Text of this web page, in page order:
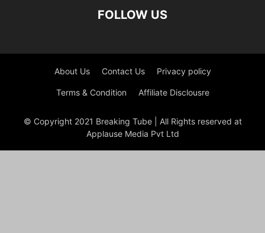
FOLLOW US
About Us Contact Us Privacy policy
Terms & Condition Affiliate Disclousre
© Copyright 2021 Breaking Tube | All Rights reserved at
Applause Media Pvt Ltd